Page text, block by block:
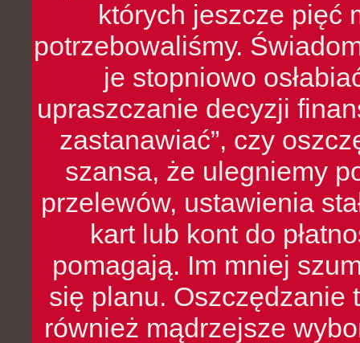
których jeszcze pięć
potrzebowaliśmy.
je stopniowo
upraszczanie decyzji
zastanawiać”, czy
szansa, że ulegniemy
przelewów, ustawienia
kart lub kont do
pomagają. Im mniej
się planu. Oszczędzanie
również mądrzejsze